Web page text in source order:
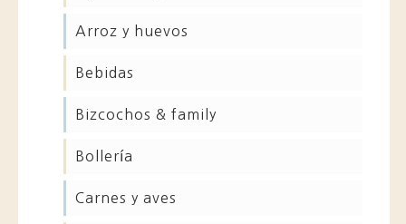
arroz y huevos
bebidas
bizcochos & family
bollería
carnes y aves